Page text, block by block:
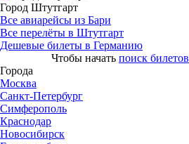
Город Штутгарт
Все авиарейсы из Бари
Все перелёты в Штутгарт
Дешевые билеты в Германию
Чтобы начать поиск билетов
Города
Москва
Санкт-Петербург
Симферополь
Краснодар
Новосибирск